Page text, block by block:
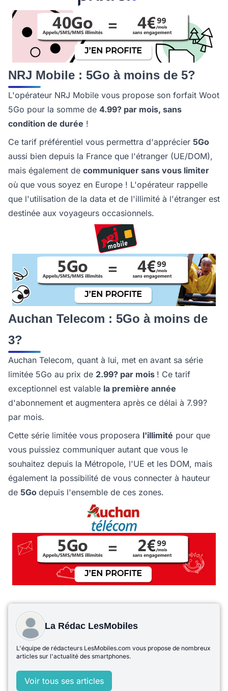
NRJ Mobile : 5Go à moins de 5?
L'opérateur NRJ Mobile vous propose son forfait Woot
5Go pour la somme de 4.99? par mois, sans
condition de durée !
Ce tarif préférentiel vous permettra d'apprécier 5Go
aussi bien depuis la France que l'étranger (UE/DOM),
mais également de communiquer sans vous limiter
où que vous soyez en Europe ! L'opérateur rappelle
que l'utilisation de la data et de l'illimité à l'étranger est
destinée aux voyageurs occasionnels.
Auchan Telecom : 5Go à moins de
3?
Auchan Telecom, quant à lui, met en avant sa série
limitée 5Go au prix de 2.99? par mois ! Ce tarif
exceptionnel est valable la première année
d'abonnement et augmentera après ce délai à 7.99?
par mois.
Cette série limitée vous proposera l'illimité pour que
vous puissiez communiquer autant que vous le
souhaitez depuis la Métropole, l'UE et les DOM, mais
également la possibilité de vous connecter à hauteur
de 5Go depuis l'ensemble de ces zones.
La Rédac LesMobiles
L'équipe de rédacteurs LesMobiles.com vous propose de nombreux
articles sur l'actualité des smartphones.
Voir tous ses articles